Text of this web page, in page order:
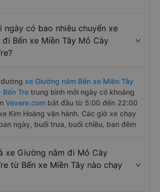
ngày có bao nhiêu chuyến xe
Bến xe Miền Tây Mỏ Cày
xe Giường nằm Bến xe Miền Tây
Bến Tre trung bình mỗi ngày có khoảng
Vexere.com bắt đầu từ 5:00 đến 22:00
Kim Hoàng vận hành. Các giờ xe chạy
ngày, buổi trưa, buổi chiều, ban đêm
xe Giường nằm đi Mỏ Cày
từ Bến xe Miền Tây nào chạy